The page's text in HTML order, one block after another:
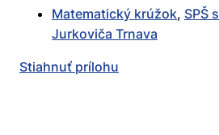
Matematický krúžok, SPŠ
Jurkoviča Trnava
Stiahnuť prílohu